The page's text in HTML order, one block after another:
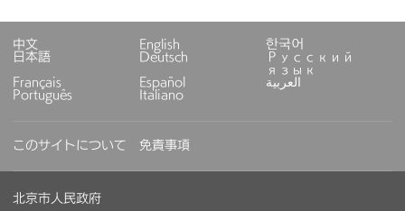
中文 English 한국어
日本語 Deutsch Русский
язык
Français Español العربية
Português Italiano
このサイトについて 免責事項
北京市人民政府